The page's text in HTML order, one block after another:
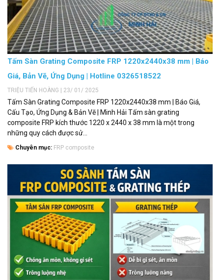
Tấm Sàn Grating Composite FRP 1220x2440x38 mm | Báo
Giá, Bản Vẽ, Ứng Dụng | Hotline 0326518522
TRIỆU TIẾN HOÀNG | 23/ 01/ 2025
Tấm Sàn Grating Composite FRP 1220x2440x38 mm | Báo Giá,
Cấu Tạo, Ứng Dụng & Bản Vẽ | Minh Hải Tấm sàn grating
composite FRP kích thước 1220 x 2440 x 38 mm là một trong
những quy cách được sử...
Chuyên mục: FRP composite